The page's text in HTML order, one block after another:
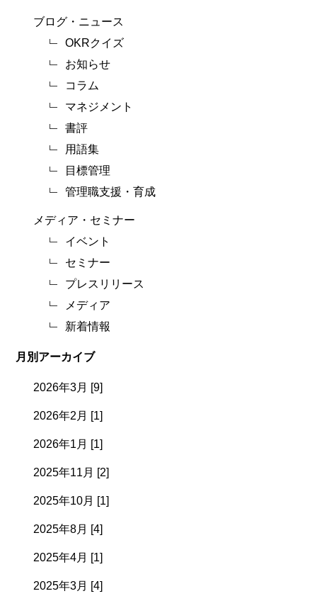
ブログ・ニュース
OKRクイズ
お知らせ
コラム
マネジメント
書評
用語集
目標管理
管理職支援・育成
メディア・セミナー
イベント
セミナー
プレスリリース
メディア
新着情報
月別アーカイブ
2026年3月 [9]
2026年2月 [1]
2026年1月 [1]
2025年11月 [2]
2025年10月 [1]
2025年8月 [4]
2025年4月 [1]
2025年3月 [4]